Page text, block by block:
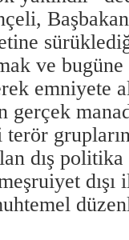
ve
emniyete
gerçek
terör
dış